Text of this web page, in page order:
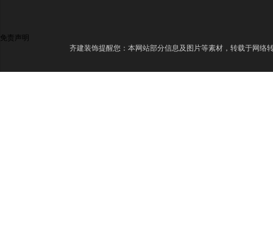
免责声明
齐建装饰提醒您：本网站部分信息及图片等素材，转载于网络